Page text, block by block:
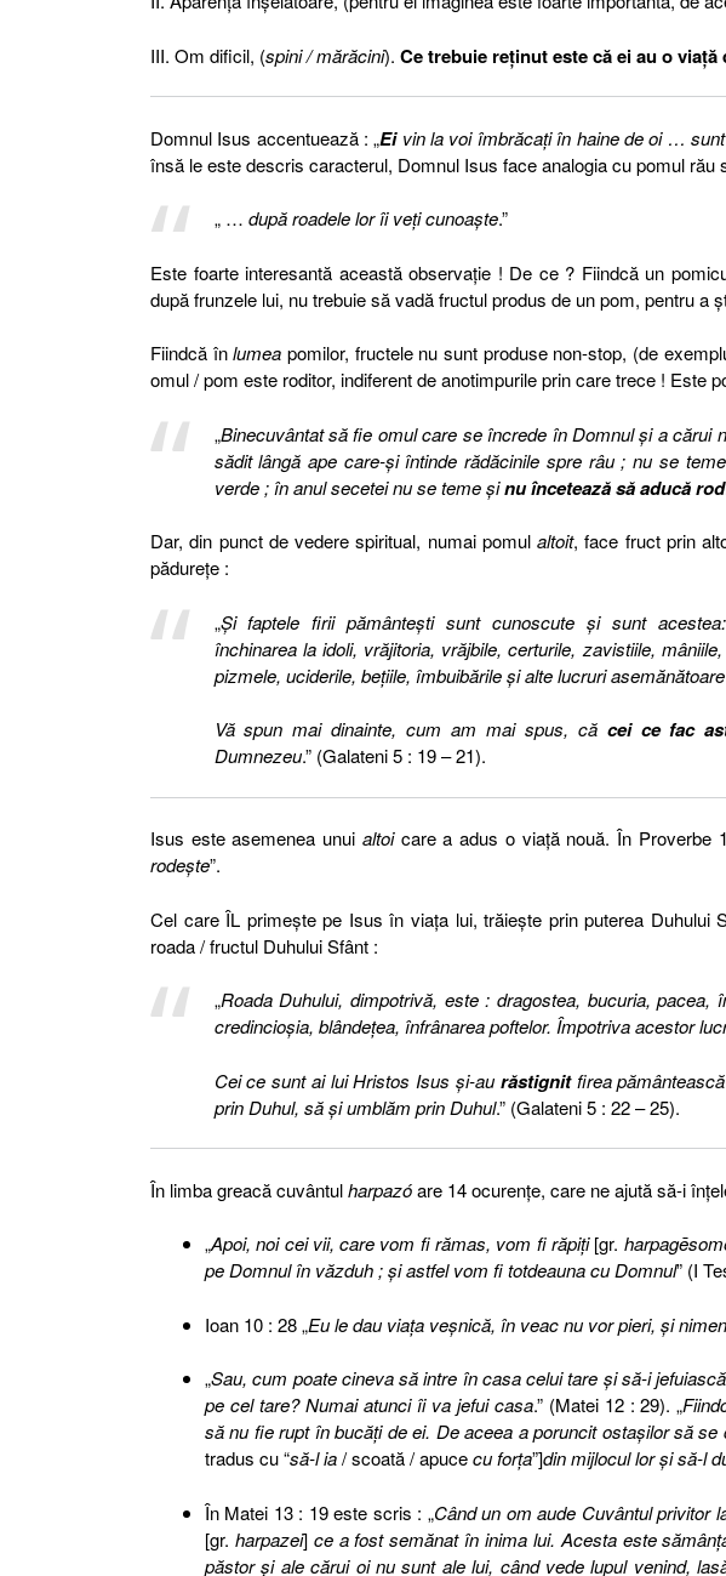
III. Om dificil, (spini/ mărăcini). Ce trebuie reţinut este că ei au o
Domnul Isus accentuează : „Eivin la voi îmbrăcaţi în haine de oi …
însă le este descris caracterul, Domnul Isus face analogia cu pomul rău
„ … după roadele lor îi veţi cunoaşte.”
Este foarte interesantă această observaţie ! De ce ? Fiindcă un
după frunzele lui, nu trebuie să vadă fructul produs de un pom, pentru
Fiindcă înlumea pomilor, fructele nu sunt produse non-stop, (de
omul / pom este roditor, indiferent de anotimpurile prin care trece ! Este
„Binecuvântat să fie omul care se încrede în Domnul şi a cărui
sădit lângă ape care-şi întinde rădăcinile spre râu ; nu se
verde ; în anul secetei nu se teme şinu încetează să aducă rod
Dar, din punct de vedere spiritual, numai pomulaltoit, face fruct prin
pădureţe :
„Şi faptele firii pământeşti sunt cunoscute şi sunt
închinarea la idoli, vrăjitoria, vrăjbile, certurile, zavistiile,
pizmele, uciderile, beţiile, îmbuibările şi alte lucruri
Vă spun mai dinainte, cum am mai spus, că cei ce fac
Dumnezeu.” (Galateni 5 : 19 – 21).
Isus este asemenea unui altoicare a adus o viaţă nouă. În Proverbe
rodeşte”.
Cel care ÎL primeşte pe Isus în viaţa lui, trăieşte prin puterea Duhului
roada / fructul Duhului Sfânt :
„Roada Duhului, dimpotrivă, este : dragostea, bucuria, pacea,
credincioşia, blândeţea, înfrânarea poftelor. Împotriva acestor
Cei ce sunt ai lui Hristos Isus şi-au răstignitfirea
prin Duhul, să şi umblăm prin Duhul.” (Galateni 5 : 22 – 25).
În limba greacă cuvântulharpazóare 14 ocurenţe, care ne ajută să-i
„Apoi, noi cei vii, care vom fi rămas, vom fi răpiţi[gr.
pe Domnul în văzduh ; şi astfel vom fi totdeauna cu Domnul” (I
Ioan 10 : 28 „Eu le dau viaţa veşnică, în veac nu vor pieri, şi
„Sau, cum poate cineva să intre în casa celui tare şi să-i jefuiască
pe cel tare? Numai atunci îi va jefui casa.” (Matei 12 : 29). „
să nu fie rupt în bucăţi de ei. De aceea a poruncit ostaşilor să
tradus cu “să-l ia/ scoată / apucecu forţa”]din mijlocul lor şi să-l
În Matei 13 : 19 este scris : „Când un om aude Cuvântul privitor
[gr. harpazei] ce a fost semănat în inima lui. Acesta este
păstor şi ale cărui oi nu sunt ale lui, când vede lupul venind,